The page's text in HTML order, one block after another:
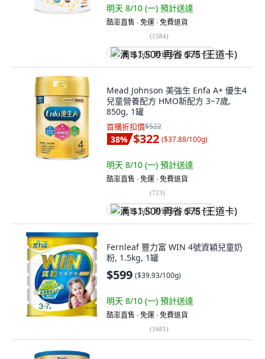
明天 8/10 (一) 預計送達
酷澎直售 ∙ 免運 ∙ 免費退貨
(1584)
满 $1,500 再省 $75 (王道卡)
Mead Johnson 美強生 Enfa A+ 優生4
兒童營養配方 HMO新配方 3~7歲,
850g, 1罐
首購折扣價$522
38% $322 ($37.88/100g)
明天 8/10 (一) 預計送達
酷澎直售 ∙ 免運 ∙ 免費退貨
(723)
满 $1,500 再省 $75 (王道卡)
Fernleaf 豐力富 WIN 4號資穎兒童奶
粉, 1.5kg, 1罐
$599 ($39.93/100g)
明天 8/10 (一) 預計送達
酷澎直售 ∙ 免運 ∙ 免費退貨
(1681)